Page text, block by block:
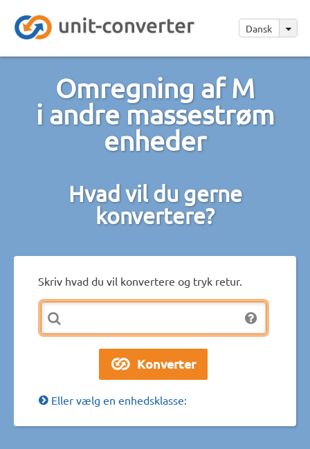
Dansk
Omregning af M
i andre massestrøm
enheder
Hvad vil du gerne
konvertere?
Skriv hvad du vil konvertere og tryk retur.
Eller vælg en enhedsklasse: